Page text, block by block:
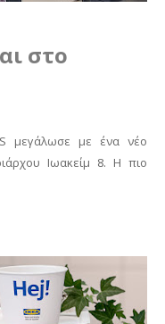
στο
μεγάλωσε με ένα νέο
Ιωακείμ 8. Η πιο